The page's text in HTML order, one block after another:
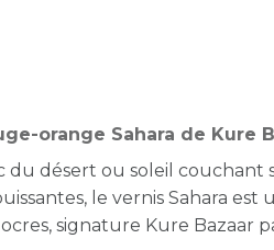
orange Sahara de Kure
du désert ou soleil couchant
le vernis Sahara est
signature Kure Bazaar